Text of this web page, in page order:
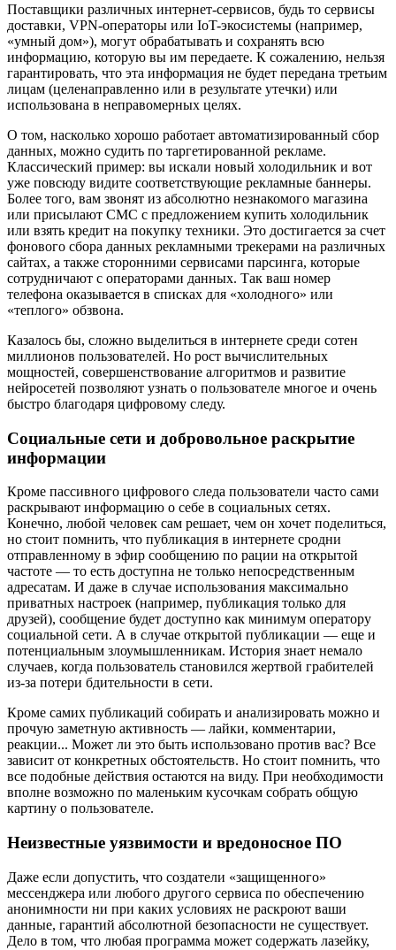
Поставщики различных интернет-сервисов, будь то сервисы
доставки, VPN-операторы или IoT-экосистемы (например,
«умный дом»), могут обрабатывать и сохранять всю
информацию, которую вы им передаете. К сожалению, нельзя
гарантировать, что эта информация не будет передана третьим
лицам (целенаправленно или в результате утечки) или
использована в неправомерных целях.
О том, насколько хорошо работает автоматизированный сбор
данных, можно судить по таргетированной рекламе.
Классический пример: вы искали новый холодильник и вот
уже повсюду видите соответствующие рекламные баннеры.
Более того, вам звонят из абсолютно незнакомого магазина
или присылают СМС с предложением купить холодильник
или взять кредит на покупку техники. Это достигается за счет
фонового сбора данных рекламными трекерами на различных
сайтах, а также сторонними сервисами парсинга, которые
сотрудничают с операторами данных. Так ваш номер
телефона оказывается в списках для «холодного» или
«теплого» обзвона.
Казалось бы, сложно выделиться в интернете среди сотен
миллионов пользователей. Но рост вычислительных
мощностей, совершенствование алгоритмов и развитие
нейросетей позволяют узнать о пользователе многое и очень
быстро благодаря цифровому следу.
Социальные сети и добровольное раскрытие
информации
Кроме пассивного цифрового следа пользователи часто сами
раскрывают информацию о себе в социальных сетях.
Конечно, любой человек сам решает, чем он хочет поделиться,
но стоит помнить, что публикация в интернете сродни
отправленному в эфир сообщению по рации на открытой
частоте — то есть доступна не только непосредственным
адресатам. И даже в случае использования максимально
приватных настроек (например, публикация только для
друзей), сообщение будет доступно как минимум оператору
социальной сети. А в случае открытой публикации — еще и
потенциальным злоумышленникам. История знает немало
случаев, когда пользователь становился жертвой грабителей
из-за потери бдительности в сети.
Кроме самих публикаций собирать и анализировать можно и
прочую заметную активность — лайки, комментарии,
реакции... Может ли это быть использовано против вас? Все
зависит от конкретных обстоятельств. Но стоит помнить, что
все подобные действия остаются на виду. При необходимости
вполне возможно по маленьким кусочкам собрать общую
картину о пользователе.
Неизвестные уязвимости и вредоносное ПО
Даже если допустить, что создатели «защищенного»
мессенджера или любого другого сервиса по обеспечению
анонимности ни при каких условиях не раскроют ваши
данные, гарантий абсолютной безопасности не существует.
Дело в том, что любая программа может содержать лазейку,